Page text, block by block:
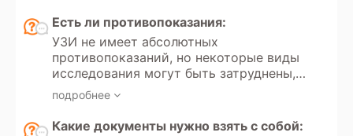
добровольного медицинского
страхования (ДМС).
Есть ли противопоказания:
УЗИ не имеет абсолютных
противопоказаний, но некоторые виды
исследования могут быть затруднены,
например, при выраженном метеоризме
или открытых ранах в зоне
исследования.
подробнее
Какие документы нужно взять с собой: